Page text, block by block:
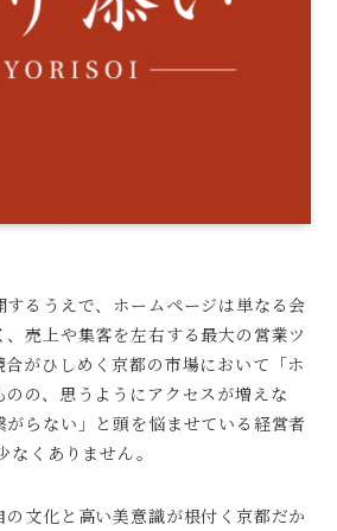
るうえで、ホームページは単なる会
売上や集客を左右する最大の営業ツ
がひしめく京都の市場において「ホ
の、思うようにアクセスが増えな
らない」と頭を悩ませている経営者
くありません。
文化と高い美意識が根付く京都だか